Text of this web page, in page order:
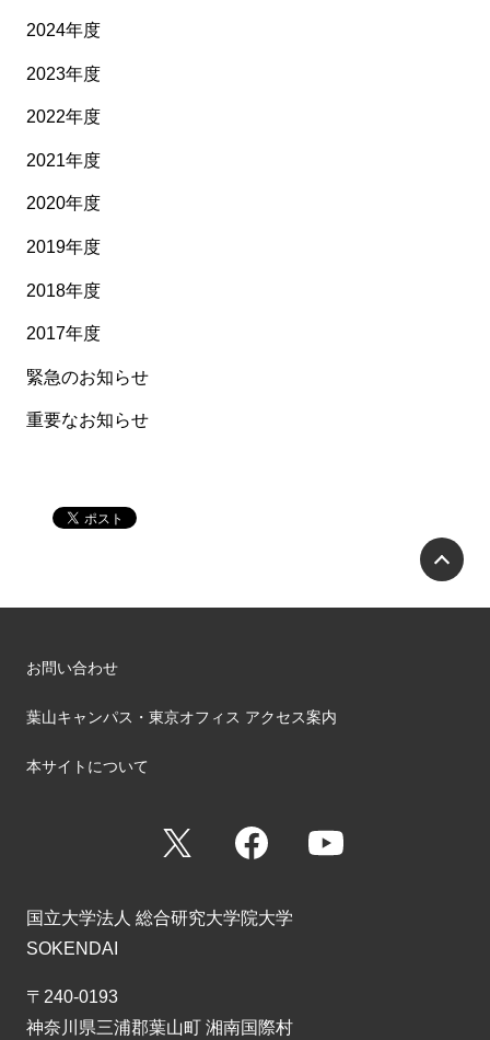
2024年度
2023年度
2022年度
2021年度
2020年度
2019年度
2018年度
2017年度
緊急のお知らせ
重要なお知らせ
お問い合わせ
葉山キャンパス・東京オフィス アクセス案内
本サイトについて
Facebook
国立大学法人 総合研究大学院大学
SOKENDAI
〒240-0193
神奈川県三浦郡葉山町 湘南国際村